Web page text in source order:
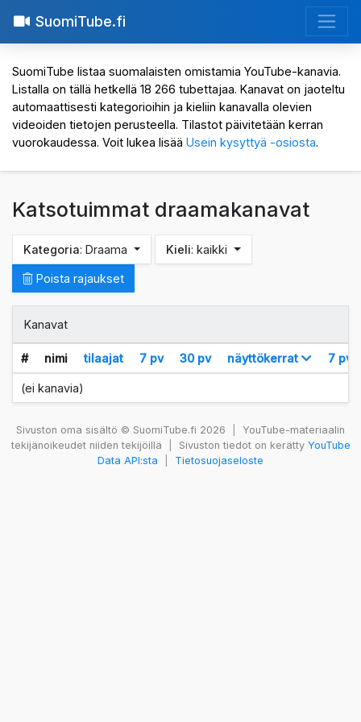
SuomiTube.fi
SuomiTube listaa suomalaisten omistamia YouTube-kanavia.
Listalla on tällä hetkellä 18 266 tubettajaa. Kanavat on jaoteltu
automaattisesti kategorioihin ja kieliin kanavalla olevien
videoiden tietojen perusteella. Tilastot päivitetään kerran
vuorokaudessa. Voit lukea lisää Usein kysyttyä -osiosta.
Katsotuimmat draamakanavat
Kategoria: Draama Kieli: kaikki
Poista rajaukset
Kanavat
# nimi tilaajat 7 pv 30 pv näyttökerrat 7 pv
(ei kanavia)
Sivuston oma sisältö © SuomiTube.fi 2026
YouTube-materiaalin
tekijänoikeudet niiden tekijöillä
Sivuston tiedot on kerätty YouTube
Data API:sta
Tietosuojaseloste